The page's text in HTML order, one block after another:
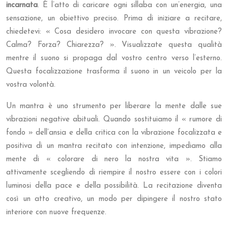
incarnata. È l’atto di caricare ogni sillaba con un’energia, una
sensazione, un obiettivo preciso. Prima di iniziare a recitare,
chiedetevi: « Cosa desidero invocare con questa vibrazione?
Calma? Forza? Chiarezza? ». Visualizzate questa qualità
mentre il suono si propaga dal vostro centro verso l’esterno.
Questa focalizzazione trasforma il suono in un veicolo per la
vostra volontà.
Un mantra è uno strumento per liberare la mente dalle sue
vibrazioni negative abituali. Quando sostituiamo il « rumore di
fondo » dell’ansia e della critica con la vibrazione focalizzata e
positiva di un mantra recitato con intenzione, impediamo alla
mente di « colorare di nero la nostra vita ». Stiamo
attivamente scegliendo di riempire il nostro essere con i colori
luminosi della pace e della possibilità. La recitazione diventa
così un atto creativo, un modo per dipingere il nostro stato
interiore con nuove frequenze.